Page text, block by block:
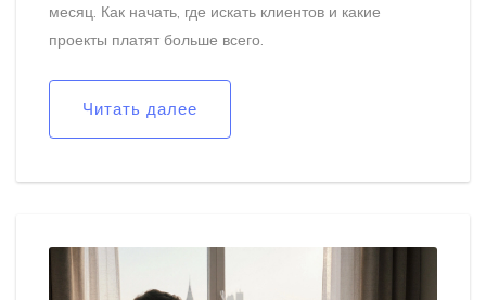
месяц. Как начать, где искать клиентов и какие
проекты платят больше всего.
Читать далее